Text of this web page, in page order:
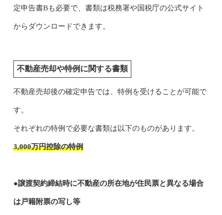
定申告書Bも必要で、書類は税務署や国税庁の公式サイト
からダウンロードできます。
不動産売却や特例に関する書類
不動産売却後の確定申告では、特例を受けることが可能で
す。
それぞれの特例で必要な書類は以下のものがあります。
3,000万円控除の特例
●譲渡契約締結時に不動産の所在地が住民票と異なる場合
は戸籍附票の写し等